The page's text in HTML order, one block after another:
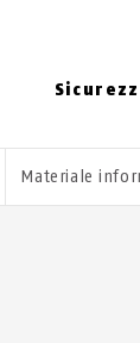
Materiale